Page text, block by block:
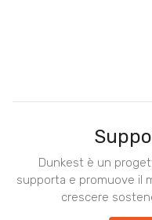
Dunkest è un
supporta e promuove il
crescere